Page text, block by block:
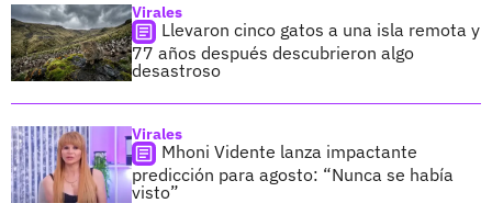
Virales
Llevaron cinco gatos a una isla remota y
77 años después descubrieron algo
desastroso
Virales
Mhoni Vidente lanza impactante
predicción para agosto: “Nunca se había
visto”